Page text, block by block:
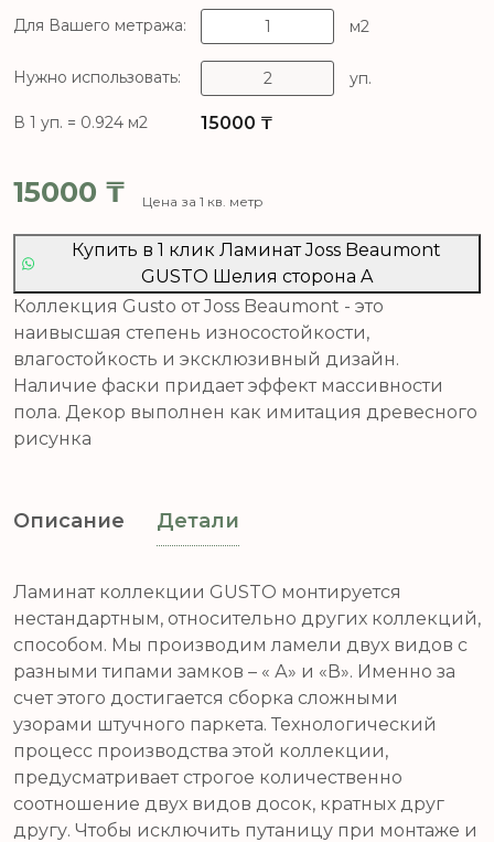
Для Вашего метража: м2
Нужно использовать: уп.
В 1 уп. = 0.924 м2 15000 ₸
15000 ₸ Цена за 1 кв. метр
Купить в 1 клик Ламинат Joss Beaumont
GUSTO Шелия сторона A
Коллекция Gusto от Joss Beaumont - это
наивысшая степень износостойкости,
влагостойкость и эксклюзивный дизайн.
Наличие фаски придает эффект массивности
пола. Декор выполнен как имитация древесного
рисунка
Описание Детали
Ламинат коллекции GUSTO монтируется
нестандартным, относительно других коллекций,
способом. Мы производим ламели двух видов с
разными типами замков – « А» и «В». Именно за
счет этого достигается сборка сложными
узорами штучного паркета. Технологический
процесс производства этой коллекции,
предусматривает строгое количественно
соотношение двух видов досок, кратных друг
другу. Чтобы исключить путаницу при монтаже и